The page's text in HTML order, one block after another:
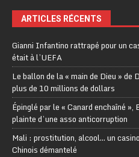
ARTICLES RÉCENTS
Gianni Infantino rattrapé pour un
était à l’UEFA
Le ballon de la « main de Dieu » de
plus de 10 millions de dollars
Épinglé par le « Canard enchaîné
plainte d’une asso anticorruption
Mali : prostitution, alcool… un
Chinois démantelé